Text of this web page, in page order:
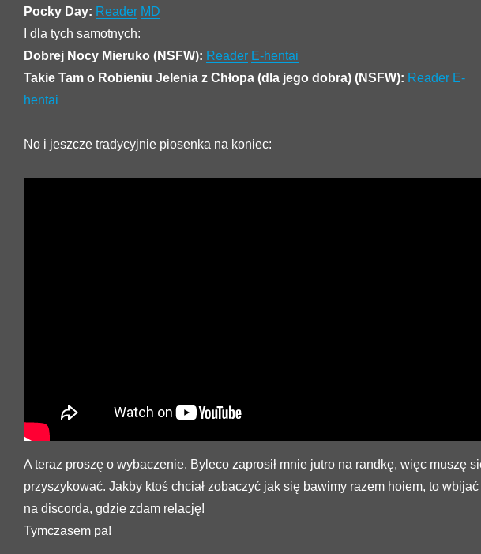
Pocky Day: Reader MD
I dla tych samotnych:
Dobrej Nocy Mieruko (NSFW): Reader E-hentai
Takie Tam o Robieniu Jelenia z Chłopa (dla jego dobra) (NSFW): Reader E-
hentai
No i jeszcze tradycyjnie piosenka na koniec:
A teraz proszę o wybaczenie. Byleco zaprosił mnie jutro na randkę, więc muszę
przyszykować. Jakby ktoś chciał zobaczyć jak się bawimy razem hoiem, to wbijać
na discorda, gdzie zdam relację!
Tymczasem pa!